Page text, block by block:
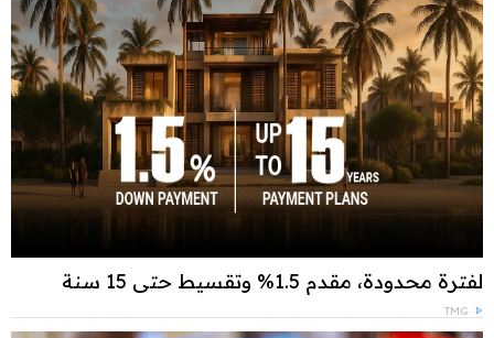
لفترة محدودة، مقدم 1.5% وتقسيط حتى 15 سنة
TMG